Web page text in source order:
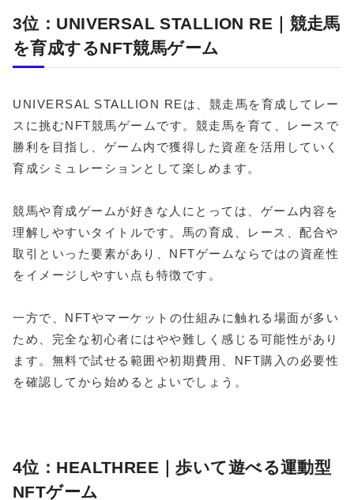
3位：UNIVERSAL STALLION RE｜競走馬
を育成するNFT競馬ゲーム
UNIVERSAL STALLION REは、競走馬を育成してレー
スに挑むNFT競馬ゲームです。競走馬を育て、レースで
勝利を目指し、ゲーム内で獲得した資産を活用していく
育成シミュレーションとして楽しめます。
競馬や育成ゲームが好きな人にとっては、ゲーム内容を
理解しやすいタイトルです。馬の育成、レース、配合や
取引といった要素があり、NFTゲームならではの資産性
をイメージしやすい点も特徴です。
一方で、NFTやマーケットの仕組みに触れる場面が多い
ため、完全な初心者にはやや難しく感じる可能性があり
ます。無料で試せる範囲や初期費用、NFT購入の必要性
を確認してから始めるとよいでしょう。
4位：HEALTHREE｜歩いて遊べる運動型
NFTゲーム